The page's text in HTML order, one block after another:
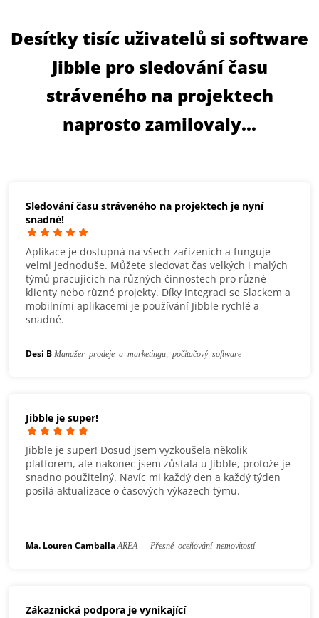
Desítky tisíc uživatelů si software
Jibble pro sledování času
stráveného na projektech
naprosto zamilovaly...
Sledování času stráveného na projektech je nyní
snadné!
Aplikace je dostupná na všech zařízeních a funguje
velmi jednoduše. Můžete sledovat čas velkých i malých
týmů pracujících na různých činnostech pro různé
klienty nebo různé projekty. Díky integraci se Slackem a
mobilními aplikacemi je používání Jibble rychlé a
snadné.
Desi B Manažer prodeje a marketingu, počítačový software
Jibble je super!
Jibble je super! Dosud jsem vyzkoušela několik
platforem, ale nakonec jsem zůstala u Jibble, protože je
snadno použitelný. Navíc mi každý den a každý týden
posílá aktualizace o časových výkazech týmu.
Ma. Louren Camballa AREA – Přesné oceňování nemovitostí
Zákaznická podpora je vynikající